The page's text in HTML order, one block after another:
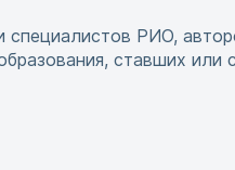
РИО,
ставших или